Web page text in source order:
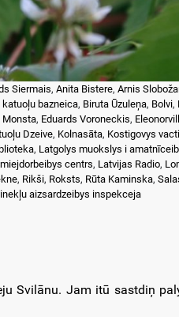
Siermais, Anita Bistere, Arnis
katuoļu bazneica, Biruta Ūzuleņa, Bolvi,
Monsta, Eduards Voroneckis,
Dzeive, Kolnasāta, Kostigovys
, Latgolys muokslys i
centrs, Latvijas Radio,
, Rikši, Roksts, Rūta Kaminska,
aizsardzeibys inspekceja
Svilānu. Jam itū sastdiņ